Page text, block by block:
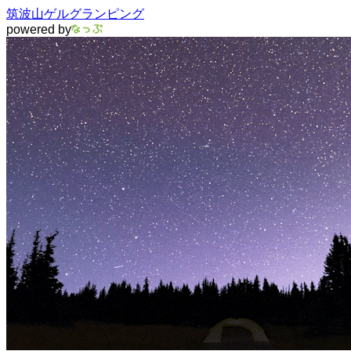
筑波山ゲルグランピング
powered by